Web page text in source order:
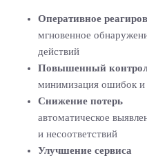
Оперативное
мгновенное
действий
Повышенный
минимизация ошибок и
Снижение потерь
автоматическое
и несоответствий
Улучшение сервиса